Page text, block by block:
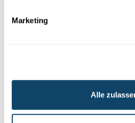
Marketing
Alle